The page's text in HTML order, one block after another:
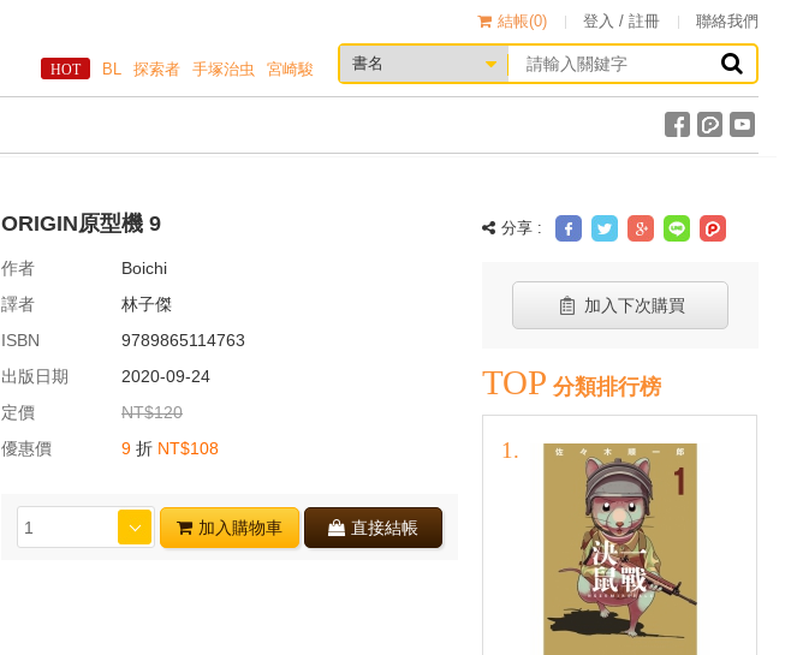
結帳(0) 登入 / 註冊 聯絡我們
BL 探索者 手塚治虫 宮崎駿
ORIGIN原型機 9
作者
Boichi
譯者
林子傑
ISBN
9789865114763
出版日期
2020-09-24
定價
NT$120
優惠價
9 折 NT$108
加入購物車 直接結帳
分享 :
加入下次購買
TOP 分類排行榜